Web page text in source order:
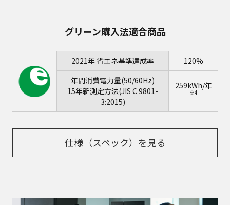
グリーン購入法適合商品
2021年 省エネ基準達成率
120%
年間消費電力量(50/60Hz)
15年新測定方法(JIS C 9801-
3:2015)
259kWh/年
※4
仕様（スペック）を見る